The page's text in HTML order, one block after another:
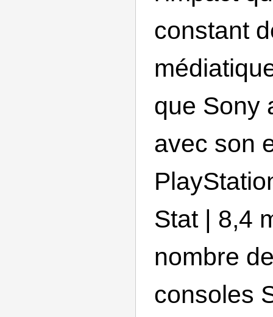
constant
que Sony
avec son
Stat | 8,4
nombre
consoles